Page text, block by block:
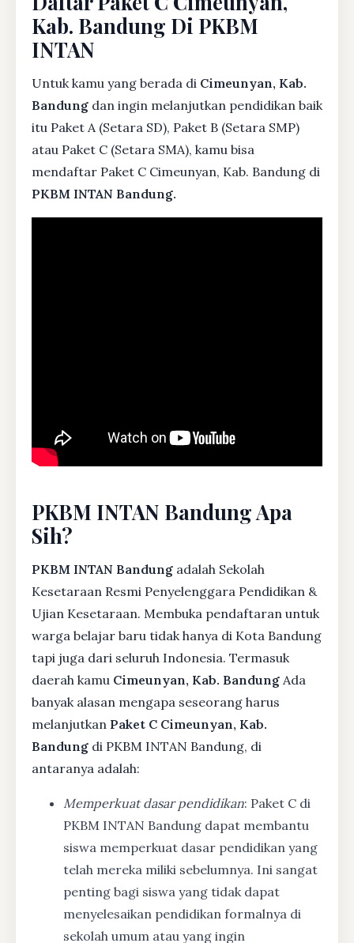
Kab. Bandung Di PKBM
INTAN
Untuk kamu yang berada di Cimeunyan, Kab.
Bandung dan ingin melanjutkan pendidikan baik
itu Paket A (Setara SD), Paket B (Setara SMP)
atau Paket C (Setara SMA), kamu bisa
mendaftar Paket C Cimeunyan, Kab. Bandung di
PKBM INTAN Bandung.
PKBM INTAN Bandung Apa
Sih?
PKBM INTAN Bandung adalah Sekolah
Kesetaraan Resmi Penyelenggara Pendidikan &
Ujian Kesetaraan. Membuka pendaftaran untuk
warga belajar baru tidak hanya di Kota Bandung
tapi juga dari seluruh Indonesia. Termasuk
daerah kamu Cimeunyan, Kab. Bandung Ada
banyak alasan mengapa seseorang harus
melanjutkan Paket C Cimeunyan, Kab.
Bandung di PKBM INTAN Bandung, di
antaranya adalah:
Memperkuat dasar pendidikan: Paket C di
PKBM INTAN Bandung dapat membantu
siswa memperkuat dasar pendidikan yang
telah mereka miliki sebelumnya. Ini sangat
penting bagi siswa yang tidak dapat
menyelesaikan pendidikan formalnya di
sekolah umum atau yang ingin